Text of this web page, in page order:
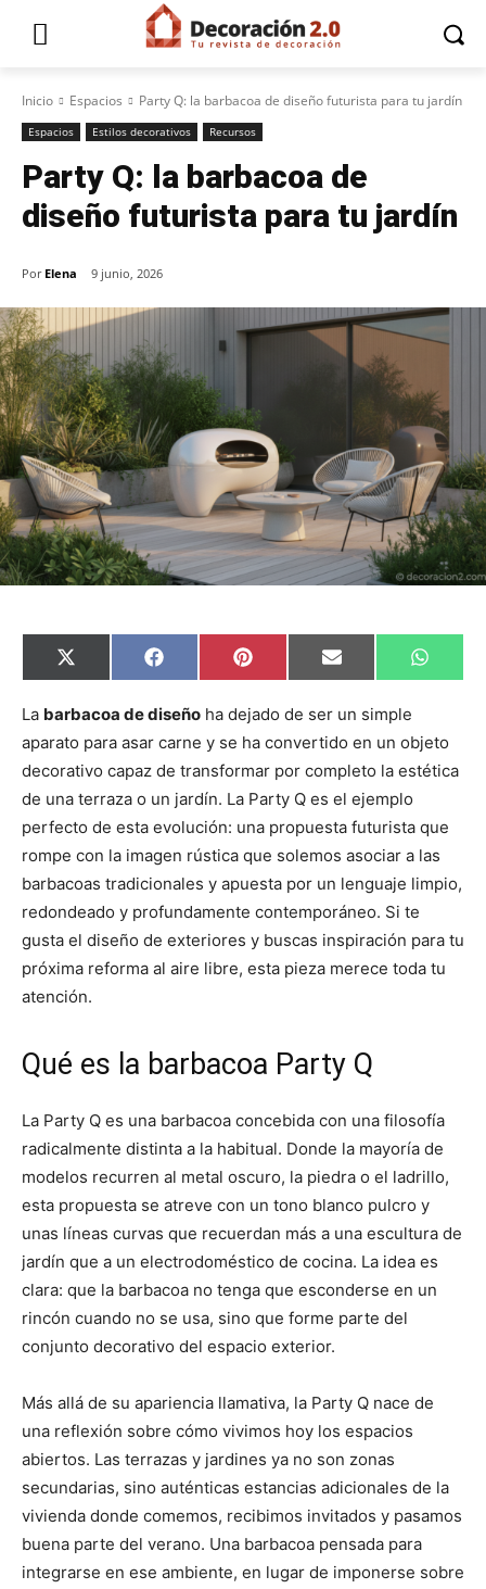
Inicio Espacios Party Q: la barbacoa de diseño futurista para tu jardín
Espacios Estilos decorativos Recursos
Party Q: la barbacoa de
diseño futurista para tu jardín
Por Elena 9 junio, 2026
C
o
p
r
t
i
r
e
n
X
(
w
t
t
e
r
C
o
p
r
t
i
r
e
n
F
a
e
o
o
k
C
o
p
a
r
i
r
e
n
P
i
t
r
e
s
t
C
o
p
r
i
r
e
n
E
m
i
C
o
r
t
i
n
W
h
A
p
p
La barbacoa de diseño ha dejado de ser un simple
aparato para asar carne y se ha convertido en un objeto
decorativo capaz de transformar por completo la estética
de una terraza o un jardín. La Party Q es el ejemplo
perfecto de esta evolución: una propuesta futurista que
rompe con la imagen rústica que solemos asociar a las
barbacoas tradicionales y apuesta por un lenguaje limpio,
redondeado y profundamente contemporáneo. Si te
gusta el diseño de exteriores y buscas inspiración para tu
próxima reforma al aire libre, esta pieza merece toda tu
atención.
Qué es la barbacoa Party Q
La Party Q es una barbacoa concebida con una filosofía
radicalmente distinta a la habitual. Donde la mayoría de
modelos recurren al metal oscuro, la piedra o el ladrillo,
esta propuesta se atreve con un tono blanco pulcro y
unas líneas curvas que recuerdan más a una escultura de
jardín que a un electrodoméstico de cocina. La idea es
clara: que la barbacoa no tenga que esconderse en un
rincón cuando no se usa, sino que forme parte del
conjunto decorativo del espacio exterior.
Más allá de su apariencia llamativa, la Party Q nace de
una reflexión sobre cómo vivimos hoy los espacios
abiertos. Las terrazas y jardines ya no son zonas
secundarias, sino auténticas estancias adicionales de la
vivienda donde comemos, recibimos invitados y pasamos
buena parte del verano. Una barbacoa pensada para
integrarse en ese ambiente, en lugar de imponerse sobre